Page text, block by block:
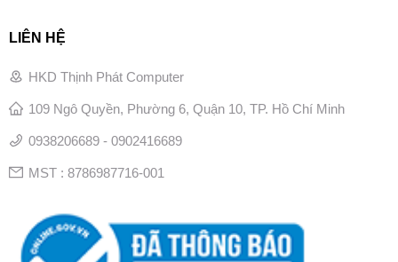
LIÊN HỆ
HKD Thịnh Phát Computer
109 Ngô Quyền, Phường 6, Quận 10, TP. Hồ Chí Minh
0938206689 - 0902416689
MST : 8786987716-001